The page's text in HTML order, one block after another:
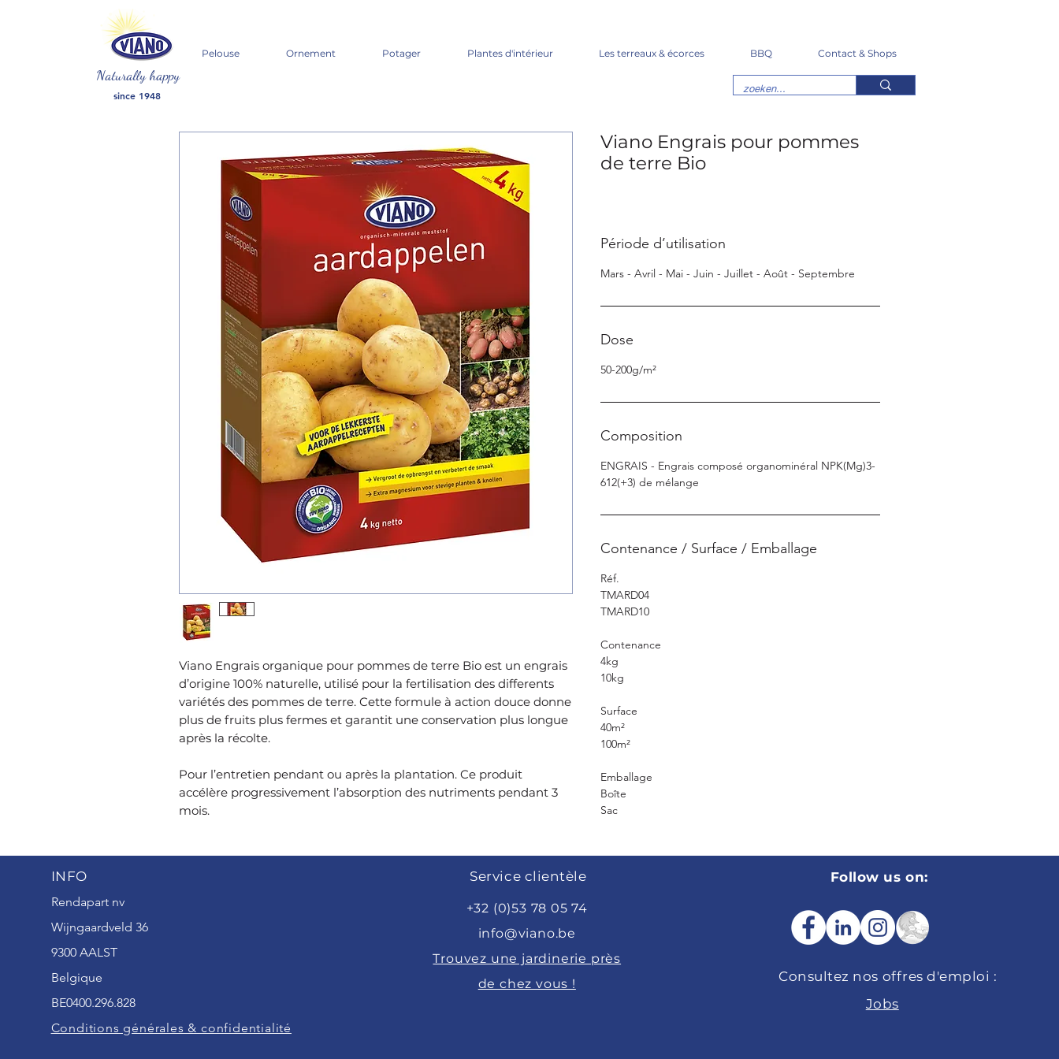
Naturally happy
since 1948
Pelouse Ornement Potager Plantes d'intérieur Les terreaux & écorces BBQ Contact & Shops
Viano Engrais organique pour pommes de terre Bio est un engrais
d’origine 100% naturelle, utilisé pour la fertilisation des differents
variétés des pommes de terre. Cette formule à action douce donne
plus de fruits plus fermes et garantit une conservation plus longue
après la récolte.
Pour l’entretien pendant ou après la plantation. Ce produit
accélère progressivement l’absorption des nutriments pendant 3
mois.
Viano Engrais pour pommes
de terre Bio
Période d’utilisation
Mars - Avril - Mai - Juin - Juillet - Août - Septembre
Dose
50-200g/m²
Composition
ENGRAIS ­- Engrais composé organo­minéral NPK(Mg)3­
6­12(+3) de mélange
Contenance / Surface / Emballage
Réf.
TMARD04
TMARD10
Contenance
4kg
10kg
Surface
40m²
100m²
Emballage
Boîte
Sac
INFO
Rendapart nv
Wijngaardveld 36
9300 AALST
Belgique
BE0400.296.828
Conditions générales & confidentialité
Service clientèle
+32 (0)53 78 05 74
info@viano.be
Trouvez une jardinerie près
de chez vous !
Follow us on:
Consultez nos offres d'emploi :
Jobs